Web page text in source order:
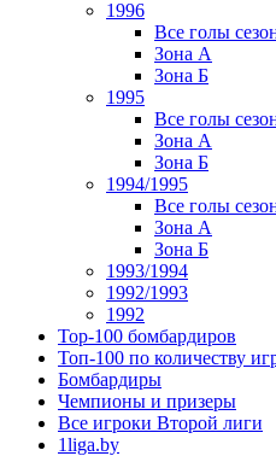
1996
Все голы
Зона А
Зона Б
1995
Все голы
Зона А
Зона Б
1994/1995
Все голы
Зона А
Зона Б
1993/1994
1992/1993
1992
Top-100 бомбардиров
Топ-100 по количеству
Бомбардиры
Чемпионы и призеры
Все игроки Второй лиги
1liga.by